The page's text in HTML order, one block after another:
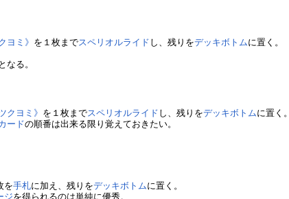
ヨミ》 を１枚までスペリオルライド し、残りをデッキボトムに置く。
なる。
クヨミ》 を１枚までスペリオルライド し、残りをデッキボトムに置く。
ードの順番は出来る限り覚えておきたい。
を手札に加え、残りをデッキボトムに置く。
ジを得られるのは単純に優秀。